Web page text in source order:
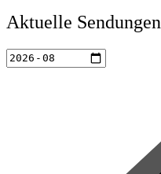
Aktuelle Sendungen